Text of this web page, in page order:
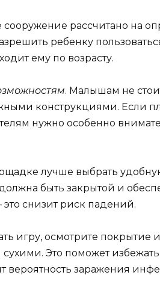
сооружение рассчитано на
ребенку
ему по возрасту.
. Малышам не
конструкциями. Если
нужно особенно
лучше выбрать
быть закрытой и
снизит риск падений.
игру, осмотрите покрытие
Это поможет избежать
вероятность заражения